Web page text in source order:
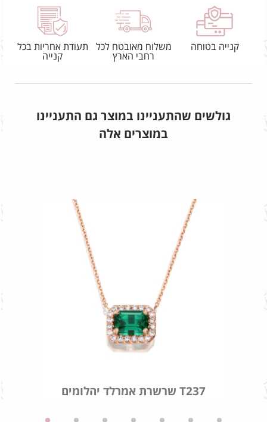
קנייה בטוחה
משלוח מאובטח לכל
רחבי הארץ
תעודת אחריות בכל
קנייה
גולשים שהתעניינו במוצר גם התעניינו
במוצרים אלה
שרשרת אמרלד יהלומים T237